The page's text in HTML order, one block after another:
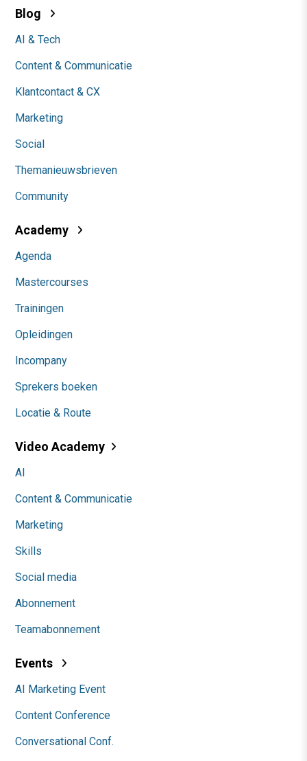
Blog
AI & Tech
Content & Communicatie
Klantcontact & CX
Marketing
Social
Themanieuwsbrieven
Community
Academy
Agenda
Mastercourses
Trainingen
Opleidingen
Incompany
Sprekers boeken
Locatie & Route
Video Academy
AI
Content & Communicatie
Marketing
Skills
Social media
Abonnement
Teamabonnement
Events
AI Marketing Event
Content Conference
Conversational Conf.